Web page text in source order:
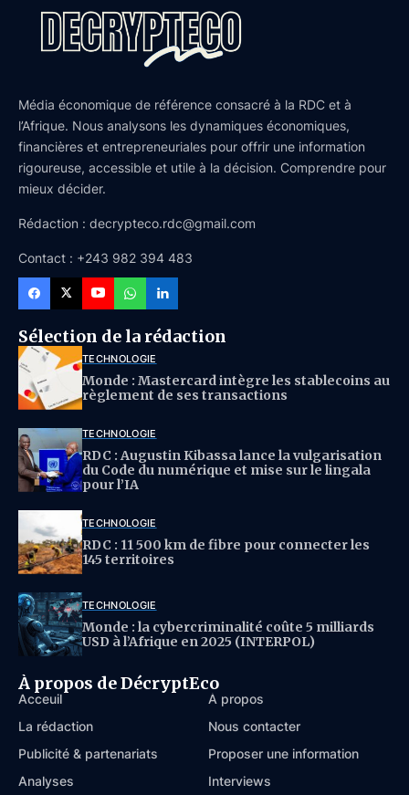
Média économique de référence consacré à la RDC et à
l’Afrique. Nous analysons les dynamiques économiques,
financières et entrepreneuriales pour offrir une information
rigoureuse, accessible et utile à la décision. Comprendre pour
mieux décider.
Rédaction : decrypteco.rdc@gmail.com
Contact : +243 982 394 483
Sélection de la rédaction
TECHNOLOGIE
Monde : Mastercard intègre les stablecoins au
règlement de ses transactions
TECHNOLOGIE
RDC : Augustin Kibassa lance la vulgarisation
du Code du numérique et mise sur le lingala
pour l’IA
TECHNOLOGIE
RDC : 11 500 km de fibre pour connecter les
145 territoires
TECHNOLOGIE
Monde : la cybercriminalité coûte 5 milliards
USD à l’Afrique en 2025 (INTERPOL)
À propos de DécryptEco
Acceuil
À propos
La rédaction
Nous contacter
Publicité & partenariats
Proposer une information
Analyses
Interviews